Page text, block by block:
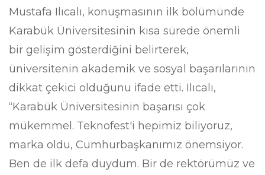
Mustafa Ilıcalı, konuşmasının ilk bölümünde
Karabük Üniversitesinin kısa sürede önemli
bir gelişim gösterdiğini belirterek,
üniversitenin akademik ve sosyal başarılarının
dikkat çekici olduğunu ifade etti. Ilıcalı,
“Karabük Üniversitesinin başarısı çok
mükemmel. Teknofest'i hepimiz biliyoruz,
marka oldu, Cumhurbaşkanımız önemsiyor.
Ben de ilk defa duydum. Bir de rektörümüz ve